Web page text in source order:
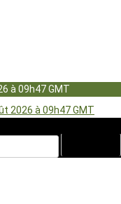
2026 à 09h47 GMT
à 09h47 GMT